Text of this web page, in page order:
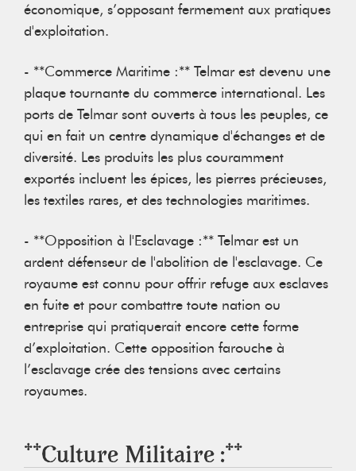
économique, s’opposant fermement aux pratiques
d'exploitation.
- **Commerce Maritime :** Telmar est devenu une
plaque tournante du commerce international. Les
ports de Telmar sont ouverts à tous les peuples, ce
qui en fait un centre dynamique d'échanges et de
diversité. Les produits les plus couramment
exportés incluent les épices, les pierres précieuses,
les textiles rares, et des technologies maritimes.
- **Opposition à l'Esclavage :** Telmar est un
ardent défenseur de l'abolition de l'esclavage. Ce
royaume est connu pour offrir refuge aux esclaves
en fuite et pour combattre toute nation ou
entreprise qui pratiquerait encore cette forme
d’exploitation. Cette opposition farouche à
l’esclavage crée des tensions avec certains
royaumes.
**Culture Militaire :**